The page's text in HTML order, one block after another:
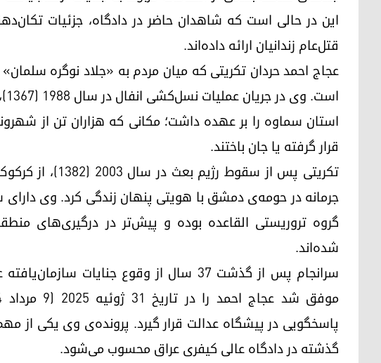
این در حالی است که شاهدان حاضر در دادگاه، جزئیات
قتل‌عام زندانیان ارائه داده‌اند.
عجاج احمد حردان تکریتی که میان مردم به «جلاد نوگره
استان سماوه را بر عهده داشت؛ مکانی که هزاران تن از
قرار گرفته یا جان باختند.
تکریتی پس از
جرمانه در حومه‌ی دمشق با هویتی پنهان زندگی کرد. وی
گروه تروریستی القاعده بوده و پیش‌تر در درگیری‌های
شده‌اند.
سرانجام پس از گذشت ۳۷ سال از وقوع
پاسخگویی در پیشگاه عدالت قرار گیرد. پرونده‌ی وی یکی از
گذشته در دادگاه عالی کیفری عراق محسوب می‌شود.